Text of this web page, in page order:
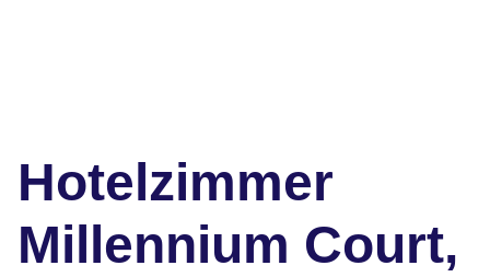
Hotelzimmer
Millennium Court,